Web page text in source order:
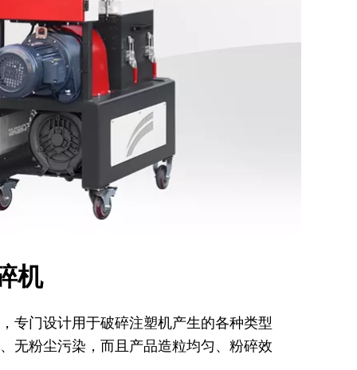
机
专门设计用于破碎注塑机产生的各种类型
无粉尘污染，而且产品造粒均匀、粉碎效